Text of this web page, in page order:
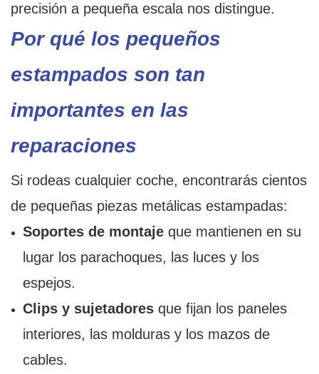
precisión a pequeña escala nos distingue.
Por qué los pequeños
estampados son tan
importantes en las
reparaciones
Si rodeas cualquier coche, encontrarás cientos
de pequeñas piezas metálicas estampadas:
Soportes de montajeque mantienen en su
lugar los parachoques, las luces y los
espejos.
Clips y sujetadoresque fijan los paneles
interiores, las molduras y los mazos de
cables.